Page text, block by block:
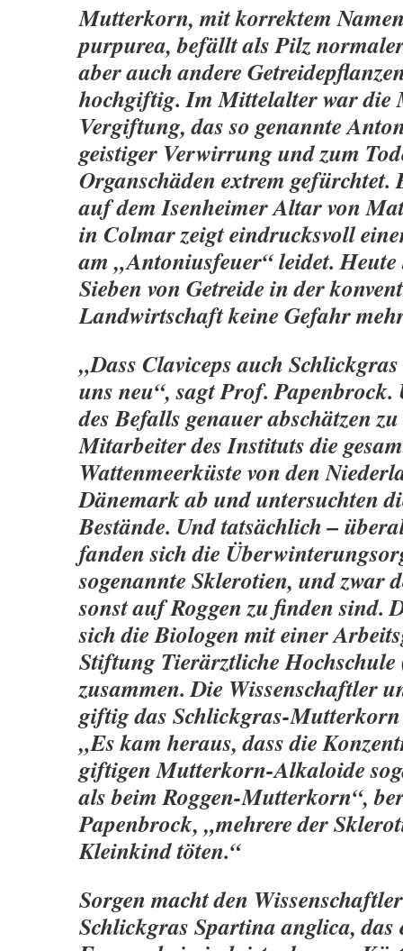
Mutterkorn, mit korrektem
purpurea, befällt als Pilz
aber auch andere
hochgiftig. Im Mittelalter war die
Vergiftung, das so genannte
geistiger Verwirrung und zum
Organschäden extrem
auf dem Isenheimer Altar von
in Colmar zeigt eindrucksvoll
am „Antoniusfeuer“ leidet. Heute
Sieben von Getreide in der
Landwirtschaft keine Gefahr
„Dass Claviceps auch
uns neu“, sagt Prof. Papenbrock.
des Befalls genauer abschätzen
Mitarbeiter des Instituts die
Wattenmeerküste von den
Dänemark ab und untersuchten
Bestände. Und tatsächlich –
fanden sich die
sogenannte Sklerotien, und zwar
sonst auf Roggen zu finden sind.
sich die Biologen mit einer
Stiftung Tierärztliche
zusammen. Die Wissenschaftler
giftig das Schlickgras-
„Es kam heraus, dass die
giftigen Mutterkorn-Alkaloide
als beim Roggen-Mutterkorn“,
Papenbrock, „mehrere der
Kleinkind töten.“
Sorgen macht den
Schlickgras Spartina anglica,